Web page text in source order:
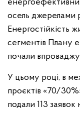
осель джерелами
Енергостійкість
сегментів Плану
почали
У цьому році, в
проєктів «70/
подали 113